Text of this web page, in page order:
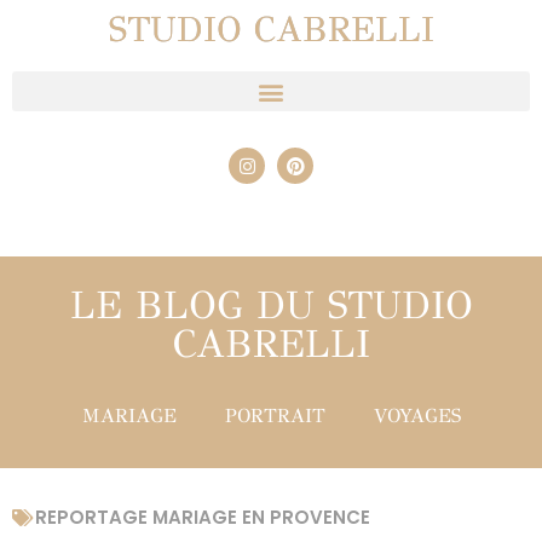
STUDIO CABRELLI
LE BLOG DU STUDIO
CABRELLI
MARIAGE PORTRAIT VOYAGES
REPORTAGE MARIAGE EN PROVENCE